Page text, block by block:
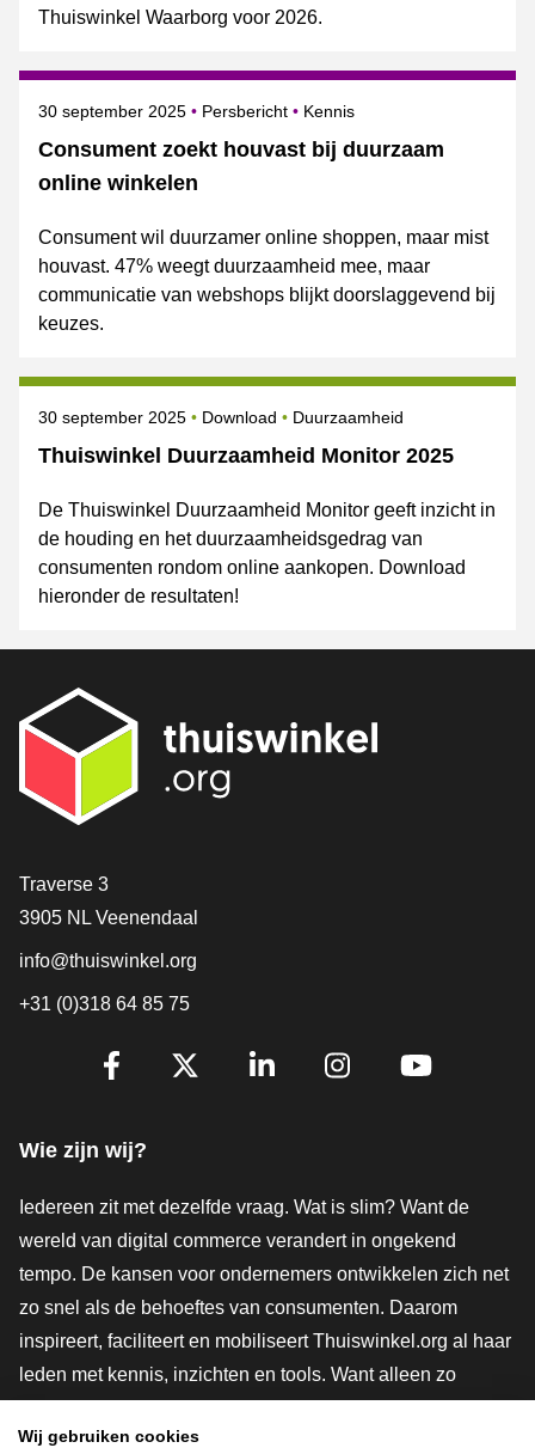
Thuiswinkel Waarborg voor 2026.
Consument zoekt houvast bij duurzaam
online winkelen
Gepubliceerd op
30 september 2025 Categorie
Persbericht Onderwerpen
Kennis
Consument wil duurzamer online shoppen, maar mist
houvast. 47% weegt duurzaamheid mee, maar
communicatie van webshops blijkt doorslaggevend bij
keuzes.
Thuiswinkel Duurzaamheid Monitor 2025
Gepubliceerd op
30 september 2025 Download Onderwerpen
Duurzaamheid
De Thuiswinkel Duurzaamheid Monitor geeft inzicht in
de houding en het duurzaamheidsgedrag van
consumenten rondom online aankopen. Download
hieronder de resultaten!
Contact
Traverse 3
3905 NL Veenendaal
info@thuiswinkel.org
+31 (0)318 64 85 75
Volg je ons al?
Wie zijn wij?
Iedereen zit met dezelfde vraag. Wat is slim? Want de
wereld van digital commerce verandert in ongekend
tempo. De kansen voor ondernemers ontwikkelen zich net
zo snel als de behoeftes van consumenten. Daarom
inspireert, faciliteert en mobiliseert Thuiswinkel.org al haar
leden met kennis, inzichten en tools. Want alleen zo
innovatievere toekomst. Dus groei ook mee en maak
Wij gebruiken cookies